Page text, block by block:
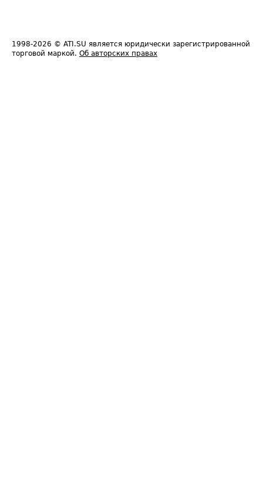
1998-2026 © ATI.SU является юридически зарегистрированной
торговой маркой. Об авторских правах